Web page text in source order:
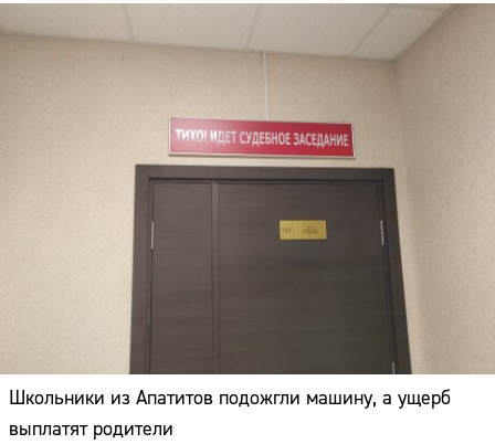
Школьники из Апатитов подожгли машину, а ущерб
выплатят родители